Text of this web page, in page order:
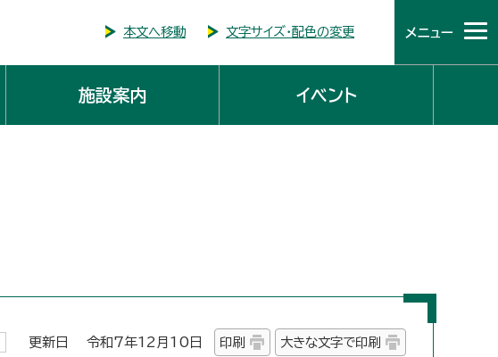
本文へ移動 文字サイズ・配色の変更 メニュー
施設案内 イベント
更新日 令和7年12月10日 印刷 大きな文字で印刷